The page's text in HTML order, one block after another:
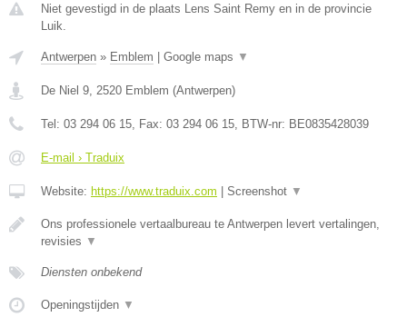
Niet gevestigd in de plaats Lens Saint Remy en in de provincie
Luik.
Antwerpen » Emblem Google maps ▼
De Niel 9, 2520 Emblem (Antwerpen)
Tel: 03 294 06 15, Fax: 03 294 06 15, BTW-nr: BE0835428039
E-mail › Traduix
Website: https://www.traduix.com Screenshot ▼
Ons professionele vertaalbureau te Antwerpen levert vertalingen,
revisies ▼
Diensten onbekend
Openingstijden ▼